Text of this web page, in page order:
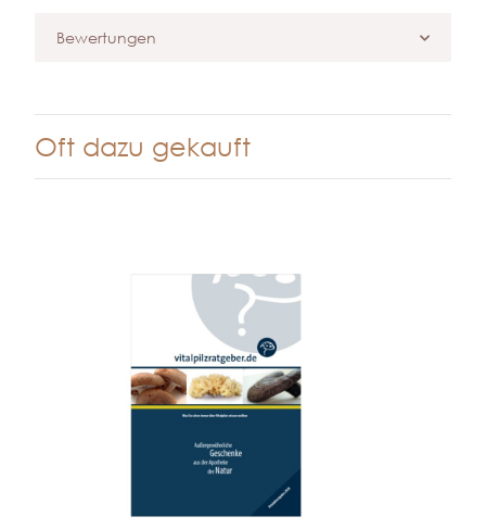
Bewertungen
Oft dazu gekauft